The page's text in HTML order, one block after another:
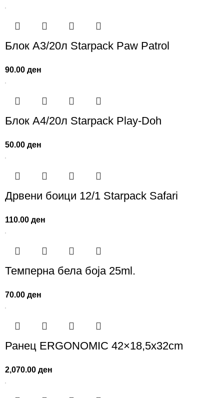
Блок А3/20л Starpack Paw Patrol
90.00ден
Блок А4/20л Starpack Play-Doh
50.00ден
Дрвени боици 12/1 Starpack Safari
110.00ден
Темперна бела боја 25ml.
70.00ден
Ранец ERGONOMIC 42×18,5x32cm
2,070.00ден